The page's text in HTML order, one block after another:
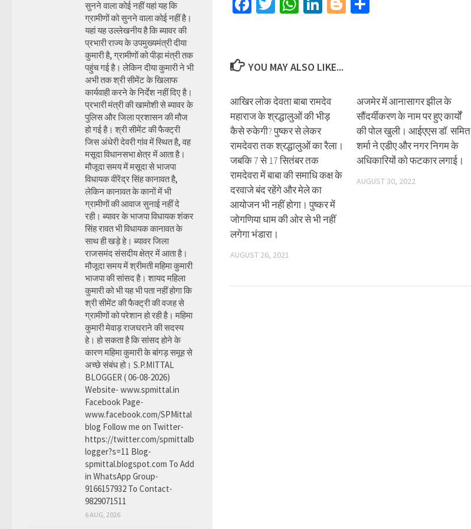
YOU MAY ALSO LIKE...
आखिर लोक देवता बाबा रामदेव
महाराज के श्रद्धालुओं की भीड़
कैसे रुकेगी? पुष्कर से लेकर
रामदेवरा तक श्रद्धालुओं का रैला।
जबकि 7 से 17 सितंबर तक
रामदेवरा में बाबा की समाधि कक्ष के
दरवाजे बंद रहेंगे और मेले का
आयोजन भी नहीं होगा। पुष्कर में
जोगणिया धाम की ओर से भी नहीं
लगेगा भंडारा।
AUGUST 26, 2021
अजमेर में आनासागर झील के
सौंदर्यीकरण के नाम पर हुए कार्यों
की पोल खुली। आईएएस डॉ. समित
शर्मा ने एडीए और नगर निगम के
अधिकारियों को फटकार लगाई।
AUGUST 30, 2022
सुनने वाला कोई नहीं यहां यह कि
ग्रामीणों को सुनने वाला कोई नहीं है।
यहां यह उल्लेखनीय है कि ब्यावर की
प्रभारी राज्य के उपमुख्यमंत्री दीया
कुमारी है, ग्रामीणों को पीड़ा मंत्री तक
पहुंच गई है। लेकिन दीया कुमारी ने भी
अभी तक श्री सीमेंट के खिलाफ
कार्यवाही करने के निर्देश नहीं दिए है।
प्रभारी मंत्री की खामोशी से ब्यावर के
पुलिस और जिला प्रशासन की मौज
हो गई है। श्री सीमेंट की फैक्ट्री
जिस अंधेरी देवरी गांव में स्थित है, वह
मसूदा विधानसभा क्षेत्र में आता है।
मौजूदा समय में मसूदा से भाजपा
विधायक वीरेंद्र सिंह कानावत है,
लेकिन कानावत के कानों में भी
ग्रामीणों की आवाज सुनाई नहीं दे
रही। ब्यावर के भाजपा विधायक शंकर
सिंह रावत भी विधायक कानावत के
साथ ही खड़े हे। ब्यावर जिला
राजसमंद संसदीय क्षेत्र में आता है।
मौजूदा समय में श्रीमती महिमा कुमारी
भाजपा की सांसद है। शायद महिला
कुमारी को भी यह भी पता नहीं होगा कि
श्री सीमेंट की फैक्ट्री की वजह से
ग्रामीणों को परेशान हो रही है। महिमा
कुमारी मेवाड़ राजघराने की सदस्य
हे। हो सकता है कि सांसद होने के
कारण महिमा कुमारी के बांगड़ समूह से
अच्छे संबंध हो। S.P.MITTAL
BLOGGER ( 06-08-2026)
Website- www.spmittal.in
Facebook Page-
www.facebook.com/SPMittal
blog Follow me on Twitter-
https://twitter.com/spmittalb
logger?s=11 Blog-
spmittal.blogspot.com To Add
in WhatsApp Group-
9166157932 To Contact-
9829071511
6 AUG, 2026